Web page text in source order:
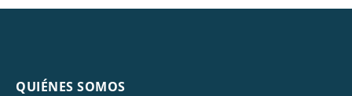
QUIÉNES SOMOS